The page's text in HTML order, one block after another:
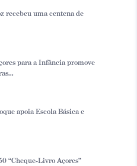
recebeu uma centena de
para a Infância promove
apoia Escola Básica e
“Cheque-Livro Açores”